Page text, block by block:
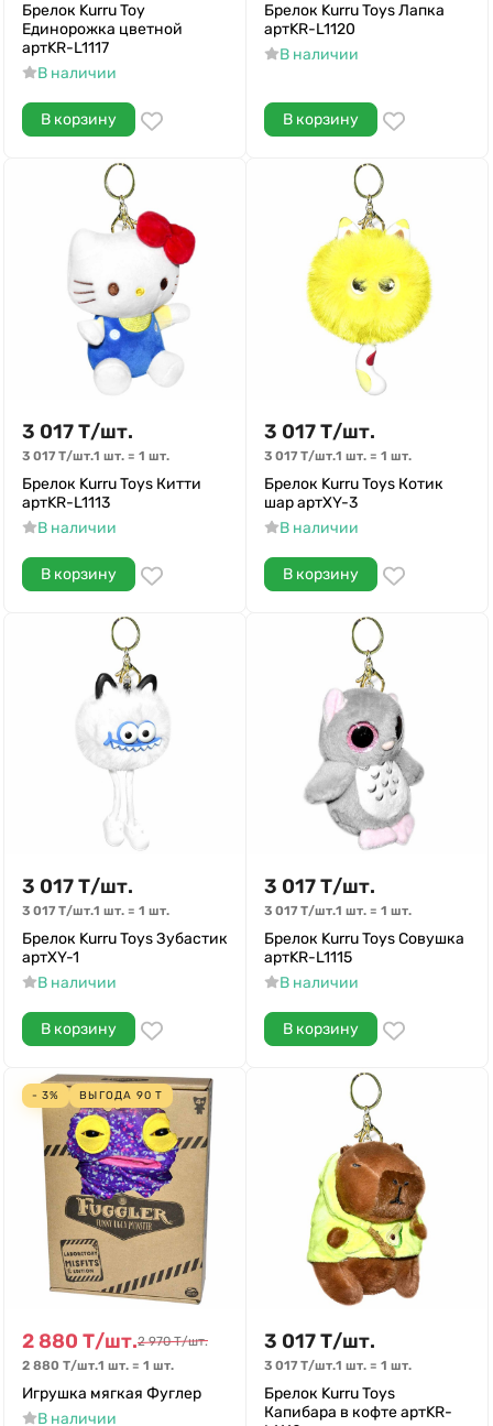
Брелок Kurru Toy
Единорожка цветной
артKR-L1117
В наличии
В корзину
Брелок Kurru Toys Лапка
артKR-L1120
В наличии
В корзину
3 017Т/шт.
3 017 Т/шт.1 шт. = 1 шт.
Брелок Kurru Toys Китти
артKR-L1113
В наличии
В корзину
3 017Т/шт.
3 017 Т/шт.1 шт. = 1 шт.
Брелок Kurru Toys Котик
шар артXY-3
В наличии
В корзину
3 017Т/шт.
3 017 Т/шт.1 шт. = 1 шт.
Брелок Kurru Toys Зубастик
артXY-1
В наличии
В корзину
3 017Т/шт.
3 017 Т/шт.1 шт. = 1 шт.
Брелок Kurru Toys Совушка
артKR-L1115
В наличии
В корзину
- 3% ВЫГОДА 90 Т
2 880 Т/шт.2 970 Т/шт.
2 880 Т/шт.1 шт. = 1 шт.
Игрушка мягкая Фуглер
В наличии
3 017Т/шт.
3 017 Т/шт.1 шт. = 1 шт.
Брелок Kurru Toys
Капибара в кофте артKR-